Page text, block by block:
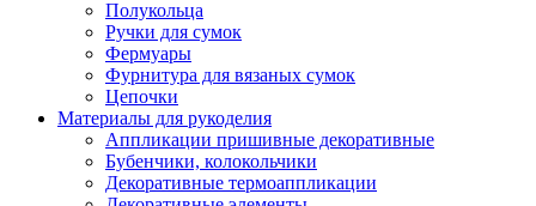
Полукольца
Ручки для сумок
Фермуары
Фурнитура для вязаных сумок
Цепочки
Материалы для рукоделия
Аппликации пришивные декоративные
Бубенчики, колокольчики
Декоративные термоаппликации